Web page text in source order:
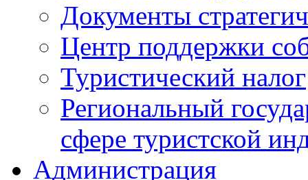
Документы
Центр поддержки
Туристический налог
Региональный
сфере туристской
Администрация